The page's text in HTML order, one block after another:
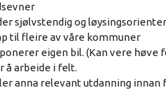
sjølvstendig og
til fleire av våre kommuner
eigen bil. (Kan vere høve
å arbeide i felt.
anna relevant utdanning innan